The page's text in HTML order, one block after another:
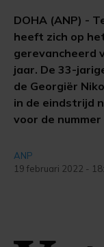
DOHA (ANP) -
heeft zich op
gerevancheerd
jaar. De 33-
de Georgiër
in de eindstrijd
voor de
ANP
19 februari 2022 -